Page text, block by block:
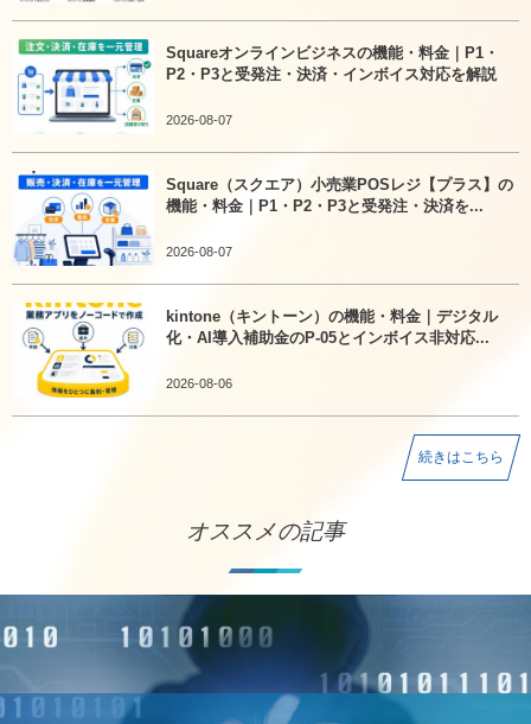
Squareオンラインビジネスの機能・料金｜P1・
P2・P3と受発注・決済・インボイス対応を解説
2026-08-07
Square（スクエア）小売業POSレジ【プラス】の
機能・料金｜P1・P2・P3と受発注・決済を...
2026-08-07
kintone（キントーン）の機能・料金｜デジタル
化・AI導入補助金のP-05とインボイス非対応...
2026-08-06
続きはこちら
オススメの記事